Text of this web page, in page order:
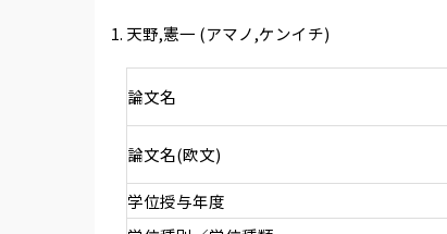
天野,憲一 (アマノ,ケンイチ)
論文名
論文名(欧文)
学位授与年度